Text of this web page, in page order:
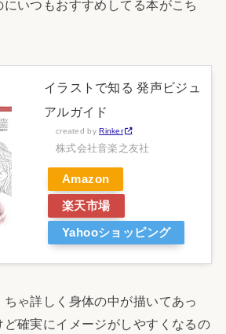
いつもおすすめしてる本がこち
イラストで知る 発声ビジュ
アルガイド
created byRinker
株式会社音楽之友社
Amazon
楽天市場
Yahooショッピング
ゃ詳しく身体の中が描いてあっ
確実にイメージがしやすくなるの